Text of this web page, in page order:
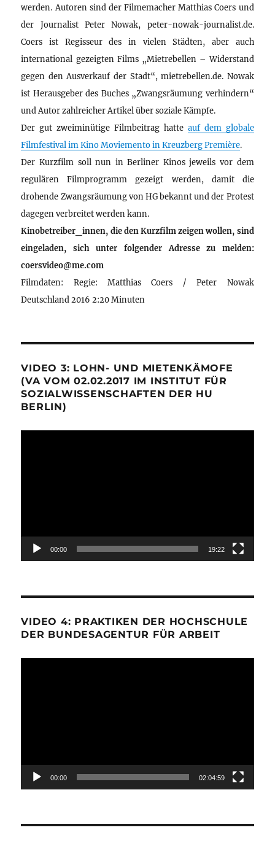
werden. Autoren sind der Filmemacher Matthias Coers und
der Journalist Peter Nowak, peter-nowak-journalist.de.
Coers ist Regisseur des in vielen Städten, aber auch
international gezeigten Films „Mietrebellen – Widerstand
gegen den Ausverkauf der Stadt“, mietrebellen.de. Nowak
ist Herausgeber des Buches „Zwangsräumung verhindern“
und Autor zahlreicher Artikel über soziale Kämpfe.
Der gut zweiminütige Filmbeitrag hatte auf dem globale
Filmfestival im Kino Moviemento in Kreuzberg Première.
Der Kurzfilm soll nun in Berliner Kinos jeweils vor dem
regulären Filmprogramm gezeigt werden, damit die
drohende Zwangsräumung von HG bekannt und der Protest
dagegen verbreitet werden kann.
Kinobetreiber_innen, die den Kurzfilm zeigen wollen, sind
eingeladen, sich unter folgender Adresse zu melden:
coersvideo@me.com
Filmdaten: Regie: Matthias Coers / Peter Nowak
Deutschland 2016 2:20 Minuten
VIDEO 3: LOHN- UND MIETENKÄMOFE
(VA VOM 02.02.2017 IM INSTITUT FÜR
SOZIALWISSENSCHAFTEN DER HU
BERLIN)
00:00 19:22
VIDEO 4: PRAKTIKEN DER HOCHSCHULE
DER BUNDESAGENTUR FÜR ARBEIT
00:00 02:04:59